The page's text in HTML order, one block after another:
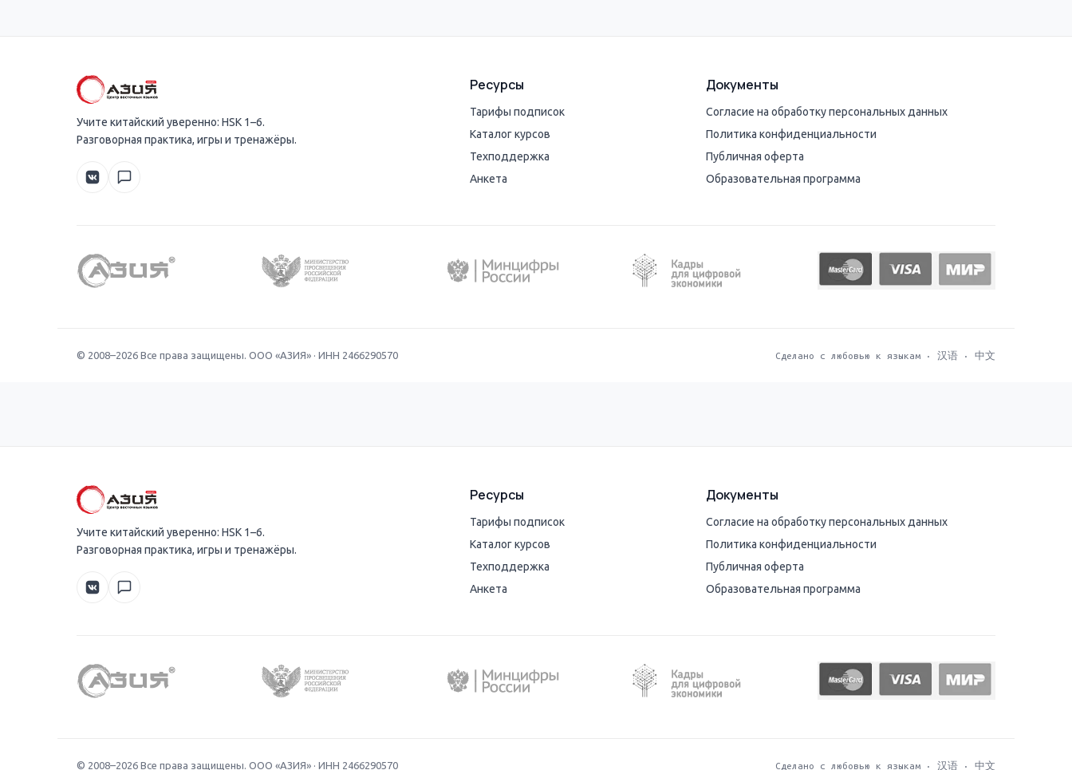
Учите китайский уверенно: HSK 1–6.
Разговорная практика, игры и тренажёры.
Ресурсы
Тарифы подписок
Каталог курсов
Техподдержка
Анкета
Документы
Согласие на обработку персональных данных
Политика конфиденциальности
Публичная оферта
Образовательная программа
© 2008–2026 Все права защищены. ООО «АЗИЯ» · ИНН 2466290570 Сделано с любовью к языкам · 汉语 · 中文
Учите китайский уверенно: HSK 1–6.
Разговорная практика, игры и тренажёры.
Ресурсы
Тарифы подписок
Каталог курсов
Техподдержка
Анкета
Документы
Согласие на обработку персональных данных
Политика конфиденциальности
Публичная оферта
Образовательная программа
© 2008–2026 Все права защищены. ООО «АЗИЯ» · ИНН 2466290570 Сделано с любовью к языкам · 汉语 · 中文